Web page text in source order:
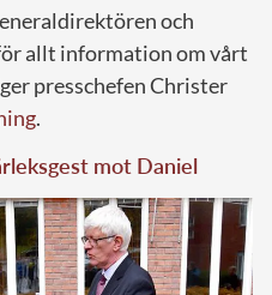
och
allt information om vårt
presschefen Christer
.
mot Daniel